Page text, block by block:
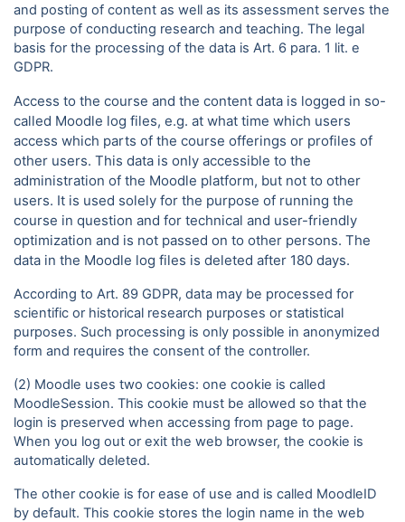
and posting of content as well as its assessment serves the
purpose of conducting research and teaching. The legal
basis for the processing of the data is Art. 6 para. 1 lit. e
GDPR.
Access to the course and the content data is logged in so-
called Moodle log files, e.g. at what time which users
access which parts of the course offerings or profiles of
other users. This data is only accessible to the
administration of the Moodle platform, but not to other
users. It is used solely for the purpose of running the
course in question and for technical and user-friendly
optimization and is not passed on to other persons. The
data in the Moodle log files is deleted after 180 days.
According to Art. 89 GDPR, data may be processed for
scientific or historical research purposes or statistical
purposes. Such processing is only possible in anonymized
form and requires the consent of the controller.
(2) Moodle uses two cookies: one cookie is called
MoodleSession. This cookie must be allowed so that the
login is preserved when accessing from page to page.
When you log out or exit the web browser, the cookie is
automatically deleted.
The other cookie is for ease of use and is called MoodleID
by default. This cookie stores the login name in the web